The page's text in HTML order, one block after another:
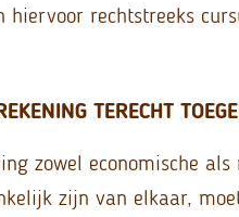
hiervoor rechtstreeks
TERECHT
zowel economische
zijn van elkaar,